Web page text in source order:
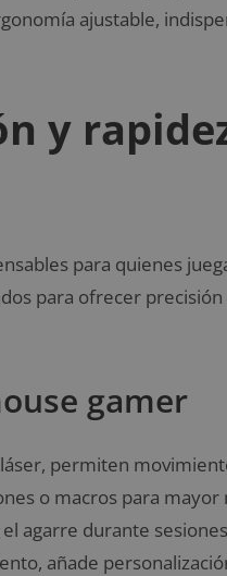
ajustable,
y
para quienes
para ofrecer
gamer
permiten
o macros para mayor
agarre durante
añade